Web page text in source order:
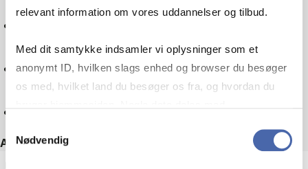
relevant information om vores uddannelser og tilbud.
Med dit samtykke indsamler vi oplysninger som et
anonymt ID, hvilken slags enhed og browser du besøger
os med, hvilket land du besøger os fra, og hvordan du
markedsføring. Du bestemmer selv - og kan altid trække
Nødvendig
Virksomheder
Andre filtre